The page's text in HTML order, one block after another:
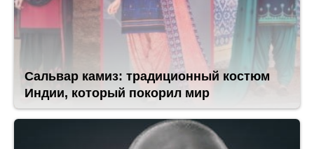
Сальвар камиз: традиционный костюм
Индии, который покорил мир